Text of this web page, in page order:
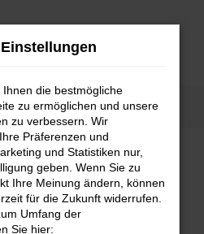
Skoda Kodiaq Kernen
Kernen
die bestmögliche
zu ermöglichen und unsere
zu verbessern. Wir
Präferenzen und
und Statistiken nur,
geben. Wenn Sie zu
Ihre Meinung ändern, können
für die Zukunft widerrufen.
Umfang der
Sie hier: